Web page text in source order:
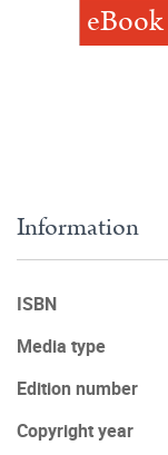
eBook
Information
ISBN
Media type
Edition number
Copyright year